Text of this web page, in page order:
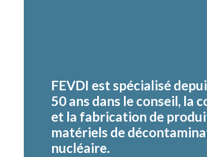
FEVDI est spécialisé
50 ans dans le conseil, la
et la fabrication de
matériels de
nucléaire.